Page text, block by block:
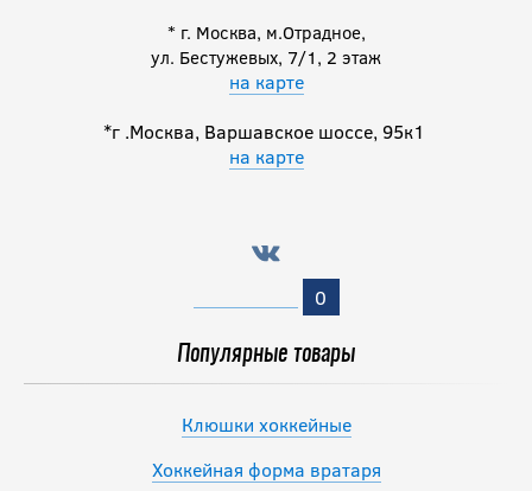
* г. Москва, м.Отрадное,
ул. Бестужевых, 7/1, 2 этаж
на карте
*г .Москва, Варшавское шоссе, 95к1
на карте
0
Популярные товары
Клюшки хоккейные
Хоккейная форма вратаря